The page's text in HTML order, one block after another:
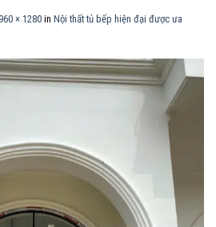
960 × 1280 in Nội thất tủ bếp hiện đại được ưa